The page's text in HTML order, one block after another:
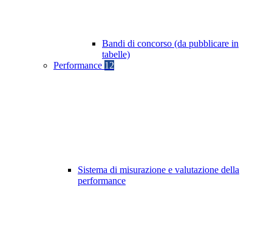
Bandi di concorso (da pubblicare in
tabelle)
Performance 12
Sistema di misurazione e valutazione della
performance